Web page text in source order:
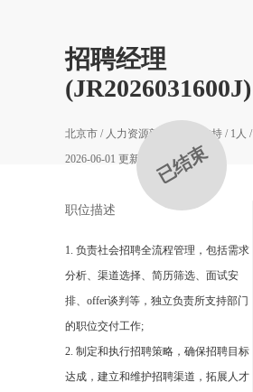
招聘经理
(JR2026031600J)
北京市/ 人力资源部 职能与支持/ 1 人 /
2026-06-01 更新 / 已结束
职位描述
1. 负责社会招聘全流程管理，包括需求
分析、渠道选择、简历筛选、面试安
排、offer谈判等，独立负责所支持部门
的职位交付工作;
2. 制定和执行招聘策略，确保招聘目标
达成，建立和维护招聘渠道，拓展人才